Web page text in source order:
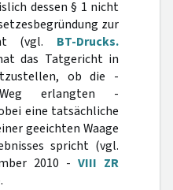
dessen § 1 nicht
zur
(vgl. BT-Drucks.
das Tatgericht in
ob die -
erlangten -
eine tatsächliche
geeichten Waage
spricht (vgl.
2010 - VIII ZR